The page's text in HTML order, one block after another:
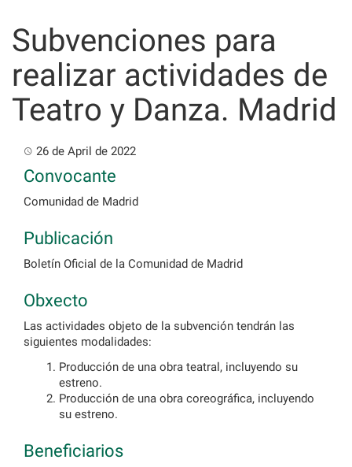
content
Subvenciones para
realizar actividades de
Teatro y Danza. Madrid
26 de April de 2022
Convocante
Comunidad de Madrid
Publicación
Boletín Oficial de la Comunidad de Madrid
Obxecto
Las actividades objeto de la subvención tendrán las
siguientes modalidades:
Producción de una obra teatral, incluyendo su
estreno.
Producción de una obra coreográfica, incluyendo
su estreno.
Beneficiarios